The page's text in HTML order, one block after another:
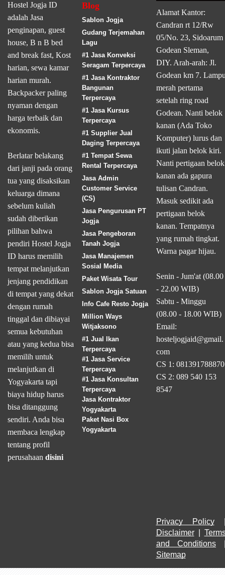
Hostel Jogja ID
adalah Jasa
penginapan, guest
house, B n B bed
and break fast, Kost
harian, sewa kamar
harian murah.
Backpacker paling
nyaman dengan
harga terbaik dan
ekonomis.
Berlatar belakang
dari janji pada orang
tua yang disaksikan
keluarga dimana
sebelum kuliah
sudah diberikan
pilihan bahwa
pendiri Hostel Jogja
ID harus memilih
tempat melanjutkan
jenjang pendidikan
di tempat yang dekat
dengan rumah
tinggal dan dibiayai
semua kebutuhan
atau yang kedua bisa
memilih untuk
melanjutkan di
Yogyakarta tapi
biaya hidup harus
bisa ditanggung
sendiri. Anda bisa
membaca lengkap
tentang profil
perusahaan disini
Blog
Sablon Jogja
Gudang Terjemahan
Lagu
#1 Jasa Konveksi
Seragam Terpercaya
#1 Jasa Kontraktor
Bangunan
Terpercaya
#1 Jasa Kursus
Terpercaya
#1 Supplier Jual
Daging Terpercaya
#1 Tempat Sewa
Rental Terpercaya
Jasa Admin
Customer Service
(CS)
Jasa Pengurusan PT
Jogja
Jasa Pengeboran
Tanah Jogja
Jasa Manajemen
Sosial Media
Paket Wisata Tour
Sablon Jogja Satuan
Info Cafe Resto Jogja
Million Ways
Witjaksono
#1 Jual Ikan
Terpercaya
#1 Jasa Service
Terpercaya
#1 Jasa Konsultan
Terpercaya
Jasa Kontraktor
Yogyakarta
Paket Nasi Box
Yogyakarta
Alamat Kantor:
Candran rt 12/Rw
05/No. 23, Sidoarum
Godean Sleman,
DIY. Arah-arah: Jl.
Godean km 7.
merah pertama
setelah ring road
Godean. Nanti belok
kanan (Ada Toko
Komputer) lurus dan
ikuti jalan belok kiri.
Nanti pertigaan belok
kanan ada gapura
tulisan Candran.
Masuk sedikit ada
pertigaan belok
kanan. Tempatnya
yang rumah tingkat.
Warna pagar hijau.
Senin - Jum'at (08.00
- 22.00 WIB)
Sabtu - Minggu
(08.00 - 18.00 WIB)
Email:
hosteljogjaid@gmail.
com
CS 1: 081391788870
CS 2: 089 540 153
8547
Privacy Policy
Disclaimer |
and Conditions
Sitemap